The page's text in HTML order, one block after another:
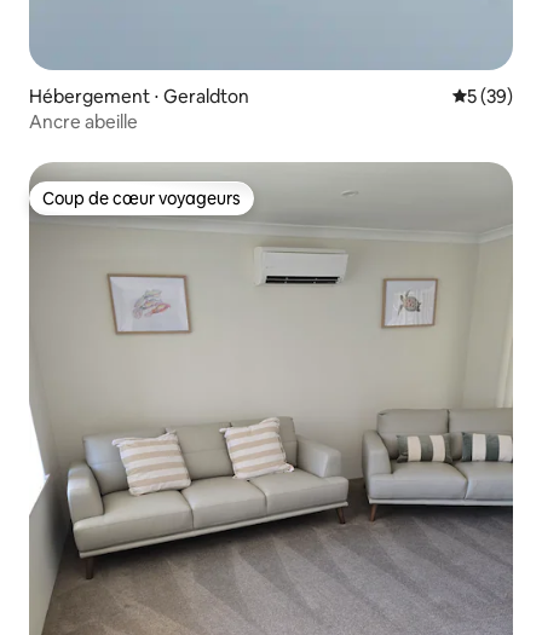
Hébergement ⋅ Geraldton
5 (39)
Ancre abeille
Coup de cœur voyageurs
Coup de cœur voyageurs